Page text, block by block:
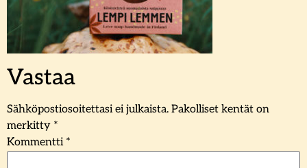
Vastaa
Sähköpostiosoitettasi ei julkaista. Pakolliset kentät on
merkitty *
Kommentti *